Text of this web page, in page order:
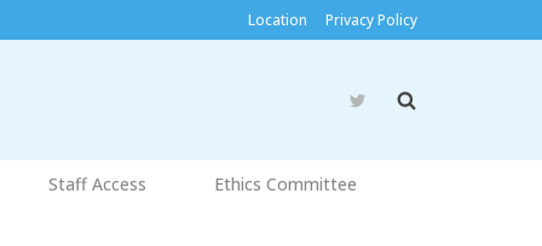
Location Privacy Policy
Staff Access Ethics Committee